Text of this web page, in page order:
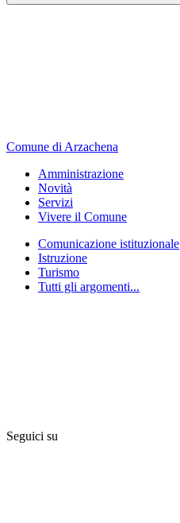
Comune di Arzachena
Amministrazione
Novità
Servizi
Vivere il Comune
Comunicazione istituzionale
Istruzione
Turismo
Tutti gli argomenti...
Seguici su